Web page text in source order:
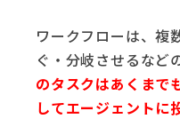
ワークフローは、複
ぐ・分岐させるなど
のタスクはあくまで
してエージェントに